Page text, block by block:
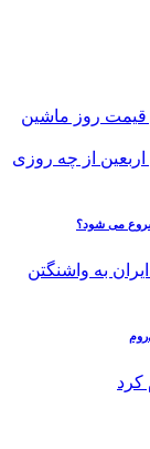
قیمت روز ماشین‌